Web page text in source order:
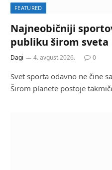
FEATURED
Najneobičniji
publiku širom sveta
Dagi 4. avgust 2026. 0
Svet sporta odavno ne čine
Širom planete postoje